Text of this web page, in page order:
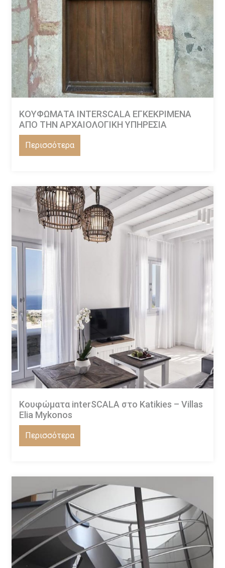
ΚΟΥΦΩΜΑΤΑ INTERSCALA ΕΓΚΕΚΡΙΜΕΝΑ
ΑΠΟ ΤΗΝ ΑΡΧΑΙΟΛΟΓΙΚΗ ΥΠΗΡΕΣΙΑ
Περισσότερα
Κουφώματα interSCALA στο Katikies – Villas
Elia Mykonos
Περισσότερα